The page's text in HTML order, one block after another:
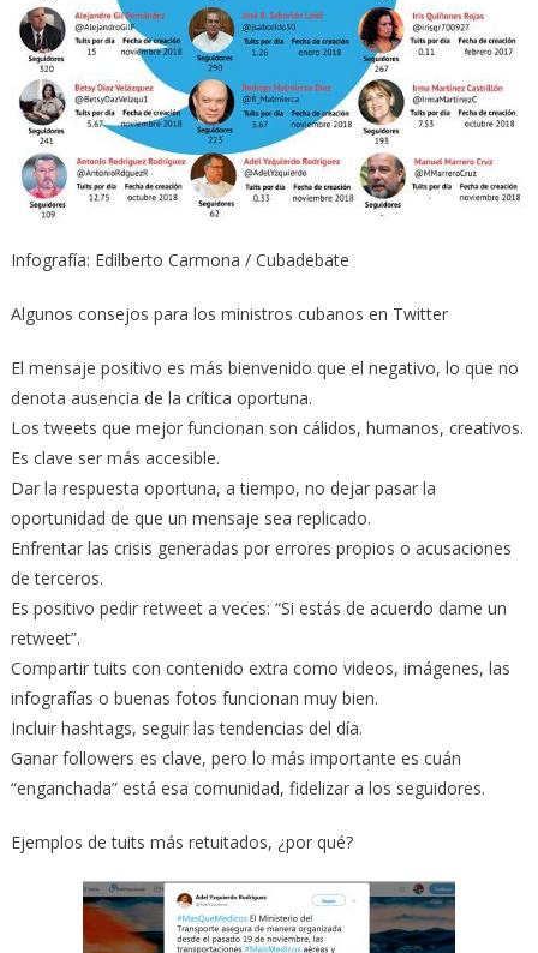
Infografía: Edilberto Carmona / Cubadebate
Algunos consejos para los ministros cubanos en Twitter
El mensaje positivo es más bienvenido que el negativo, lo que no
denota ausencia de la crítica oportuna.
Los tweets que mejor funcionan son cálidos, humanos, creativos.
Es clave ser más accesible.
Dar la respuesta oportuna, a tiempo, no dejar pasar la
oportunidad de que un mensaje sea replicado.
Enfrentar las crisis generadas por errores propios o acusaciones
de terceros.
Es positivo pedir retweet a veces: “Si estás de acuerdo dame un
retweet”.
Compartir tuits con contenido extra como videos, imágenes, las
infografías o buenas fotos funcionan muy bien.
Incluir hashtags, seguir las tendencias del día.
Ganar followers es clave, pero lo más importante es cuán
“enganchada” está esa comunidad, fidelizar a los seguidores.
Ejemplos de tuits más retuitados, ¿por qué?